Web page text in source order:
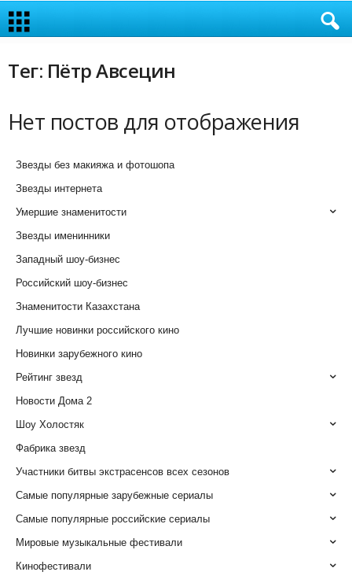
Тег: Пётр Авсецин
Нет постов для отображения
Звезды без макияжа и фотошопа
Звезды интернета
Умершие знаменитости
Звезды именинники
Западный шоу-бизнес
Российский шоу-бизнес
Знаменитости Казахстана
Лучшие новинки российского кино
Новинки зарубежного кино
Рейтинг звезд
Новости Дома 2
Шоу Холостяк
Фабрика звезд
Участники битвы экстрасенсов всех сезонов
Самые популярные зарубежные сериалы
Самые популярные российские сериалы
Мировые музыкальные фестивали
Кинофестивали